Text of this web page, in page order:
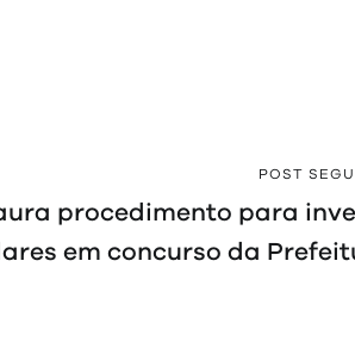
POST
procedimento para
em concurso da